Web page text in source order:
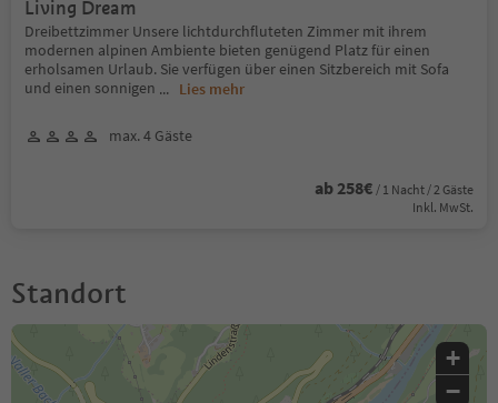
Living Dream
Dreibettzimmer Unsere lichtdurchfluteten Zimmer mit ihrem
modernen alpinen Ambiente bieten genügend Platz für einen
erholsamen Urlaub. Sie verfügen über einen Sitzbereich mit Sofa
und einen sonnigen ... Lies mehr
max. 4 Gäste
ab 258€ / 1 Nacht / 2 Gäste
Inkl. MwSt.
Standort
+
−